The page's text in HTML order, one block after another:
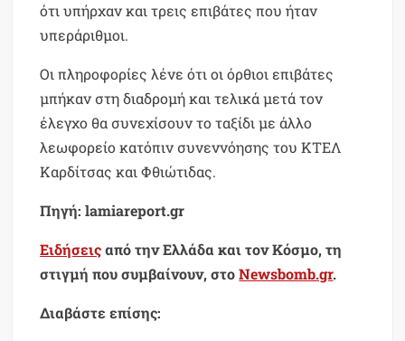
ότι υπήρχαν και τρεις επιβάτες που ήταν
υπεράριθμοι.
Οι πληροφορίες λένε ότι οι όρθιοι επιβάτες
μπήκαν στη διαδρομή και τελικά μετά τον
έλεγχο θα συνεχίσουν το ταξίδι με άλλο
λεωφορείο κατόπιν συνεννόησης του ΚΤΕΛ
Καρδίτσας και Φθιώτιδας.
Πηγή: lamiareport.gr
Ειδήσειςαπό την Ελλάδα και τον Κόσμο, τη
στιγμή που συμβαίνουν, στοNewsbomb.gr.
Διαβάστε επίσης: